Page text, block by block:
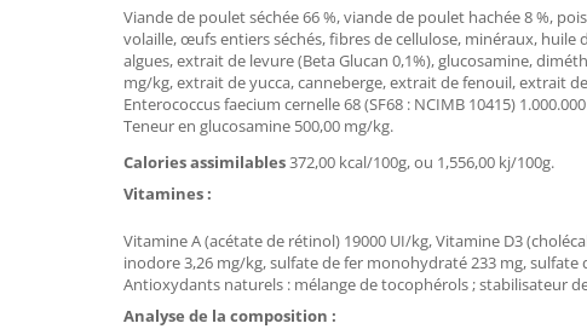
Viande de poulet séchée 66 %, viande de poulet hachée 8 %,
volaille, œufs entiers séchés, fibres de cellulose, minéraux, huile
algues, extrait de levure (Beta Glucan 0,1%), glucosamine,
mg/kg, extrait de yucca, canneberge, extrait de fenouil, extrait
Enterococcus faecium cernelle 68 (SF68 : NCIMB 10415)
Teneur en glucosamine 500,00 mg/kg.
Calories assimilables372,00 kcal/100g, ou 1,556,00 kj/100g.
Vitamines :
Vitamine A (acétate de rétinol) 19000 UI/kg, Vitamine D3
inodore 3,26 mg/kg, sulfate de fer monohydraté 233 mg,
Antioxydants naturels : mélange de tocophérols ; stabilisateur
Analyse de la composition :